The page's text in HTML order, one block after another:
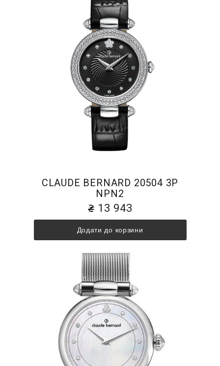
CLAUDE BERNARD 20504 3P
NPN2
13 943
Додати до корзини